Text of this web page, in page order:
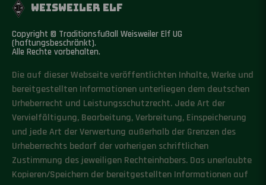
WEISWEILER ELF
Copyright © Traditionsfußall Weisweiler Elf UG
(haftungsbeschränkt).
Alle Rechte vorbehalten.
Die auf dieser Webseite veröffentlichten Inhalte, Werke und
bereitgestellten Informationen unterliegen dem deutschen
Urheberrecht und Leistungsschutzrecht. Jede Art der
Vervielfältigung, Bearbeitung, Verbreitung, Einspeicherung
und jede Art der Verwertung außerhalb der Grenzen des
Urheberrechts bedarf der vorherigen schriftlichen
Zustimmung des jeweiligen Rechteinhabers. Das unerlaubte
Kopieren/Speichern der bereitgestellten Informationen auf